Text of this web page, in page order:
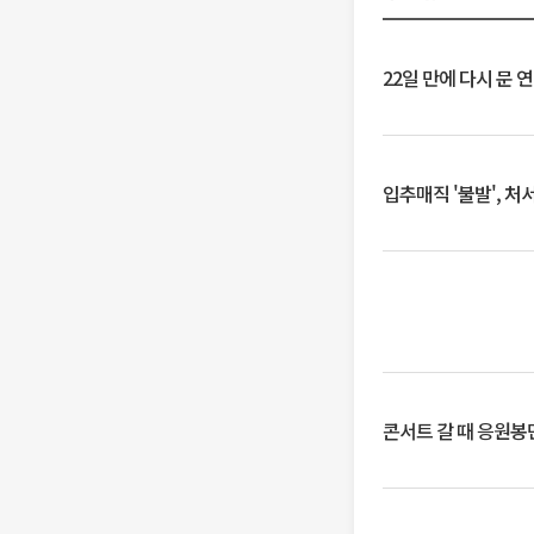
22일 만에 다시 문
입추매직 '불발', 처
콘서트 갈 때 응원